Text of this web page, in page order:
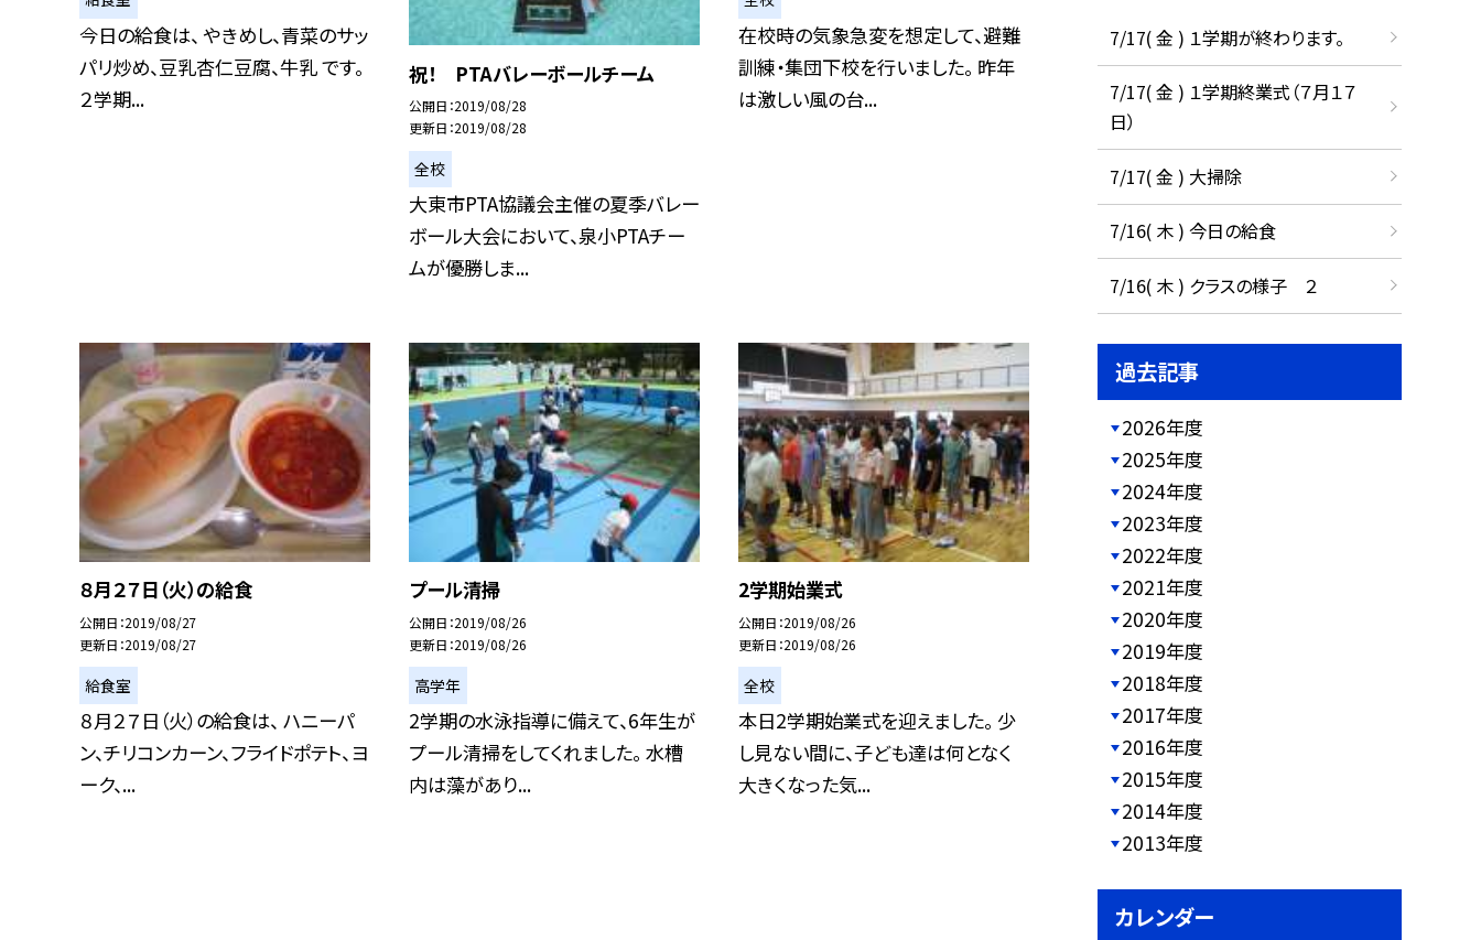
今日の給食は、 やきめし、青菜のサッ
パリ炒め、豆乳杏仁豆腐、牛乳 です。
２学期...
祝！ PTAバレーボールチーム
公開日 2019/08/28
更新日 2019/08/28
全校
大東市PTA協議会主催の夏季バレー
ボール大会において、泉小PTAチー
ムが優勝しま...
在校時の気象急変を想定して、避難
訓練・集団下校を行いました。 昨年
は激しい風の台...
８月２７日（火）の給食
公開日 2019/08/27
更新日 2019/08/27
給食室
８月２７日（火）の給食は、 ハニーパ
ン、チリコンカーン、フライドポテト、ヨ
ーク、...
プール清掃
公開日 2019/08/26
更新日 2019/08/26
高学年
2学期の水泳指導に備えて、6年生が
プール清掃をしてくれました。 水槽
内は藻があり...
2学期始業式
公開日 2019/08/26
更新日 2019/08/26
全校
本日2学期始業式を迎えました。 少
し見ない間に、子ども達は何となく
大きくなった気...
7/17( 金 ) １学期が終わります。
7/17( 金 ) １学期終業式（７月１７
日）
7/17( 金 ) 大掃除
7/16( 木 ) 今日の給食
7/16( 木 ) クラスの様子 ２
過去記事
2026年度
2025年度
2024年度
2023年度
2022年度
2021年度
2020年度
2019年度
2018年度
2017年度
2016年度
2015年度
2014年度
2013年度
カレンダー